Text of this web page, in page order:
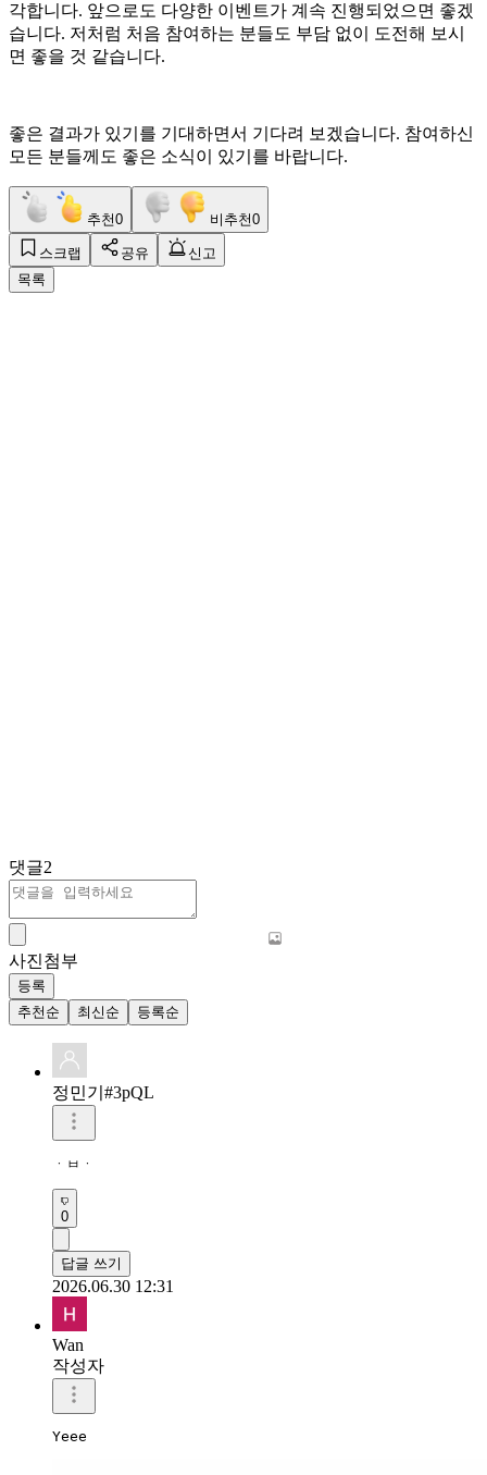
각합니다. 앞으로도 다양한 이벤트가 계속 진행되었으면 좋겠
습니다. 저처럼 처음 참여하는 분들도 부담 없이 도전해 보시
면 좋을 것 같습니다.
좋은 결과가 있기를 기대하면서 기다려 보겠습니다. 참여하신
모든 분들께도 좋은 소식이 있기를 바랍니다.
추천0 비추천0
스크랩 공유
신고
목록
댓글2
사진첨부
등록
추천순
최신순 등록순
정민기#3pQL
ㆍㅂㆍ
0
답글 쓰기
2026.06.30 12:31
Wan
작성자
Yeee